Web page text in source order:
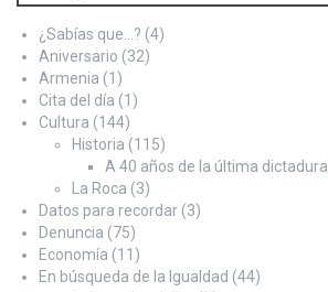
¿Sabías que…? (4)
Aniversario (32)
Armenia (1)
Cita del día (1)
Cultura (144)
Historia (115)
A 40 años de la última dictadura
La Roca (3)
Datos para recordar (3)
Denuncia (75)
Economía (11)
En búsqueda de la Igualdad (44)